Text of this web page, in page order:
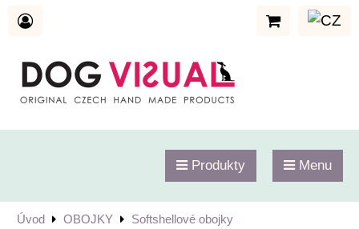
Produkty Menu
Úvod OBOJKY Softshellové obojky